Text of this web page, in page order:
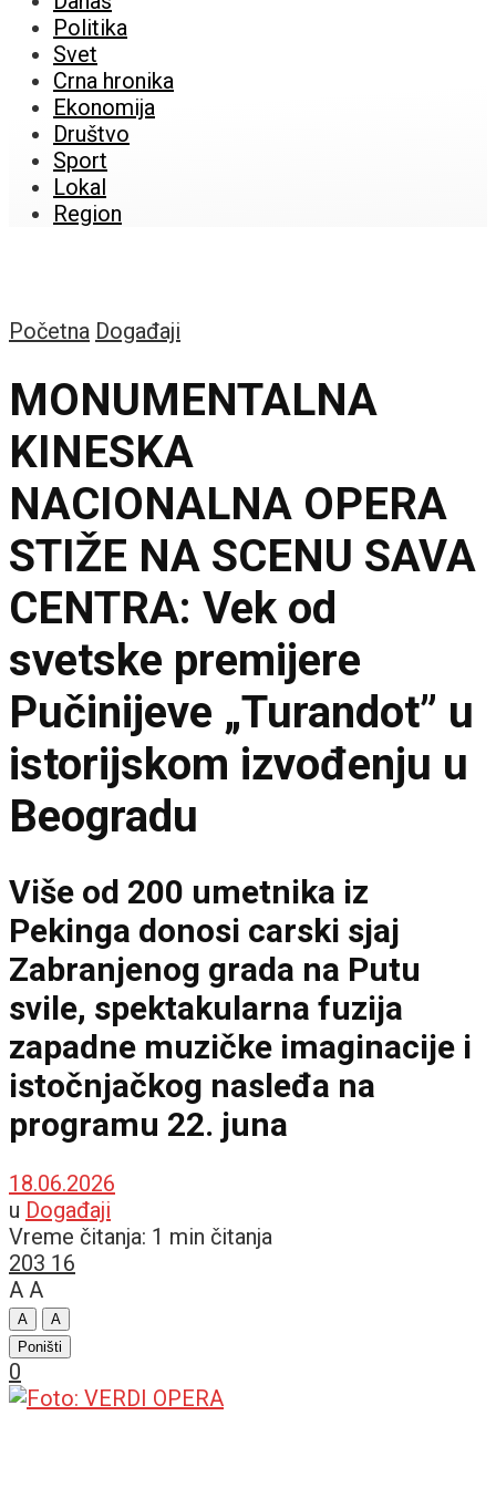
Politika
Svet
Crna hronika
Ekonomija
Društvo
Sport
Lokal
Region
Početna Događaji
MONUMENTALNA
KINESKA
NACIONALNA OPERA
STIŽE NA SCENU SAVA
CENTRA: Vek od
svetske premijere
Pučinijeve „Turandot” u
istorijskom izvođenju u
Beogradu
Više od 200 umetnika iz
Pekinga donosi carski sjaj
Zabranjenog grada na Putu
svile, spektakularna fuzija
zapadne muzičke imaginacije i
istočnjačkog nasleđa na
programu 22. juna
18.06.2026
u Događaji
Vreme čitanja: 1 min čitanja
203 16
A A
A
A
Poništi
0